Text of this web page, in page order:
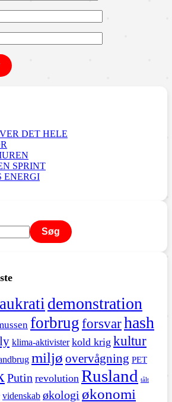
DET HELE
SPRINT
ENERGI
Søg
demonstration
forbrugforsvarhash
klima-aktivister kold krig kultur
miljø overvågning PET
Putin revolution Rusland tålt
videnskab økologi økonomi